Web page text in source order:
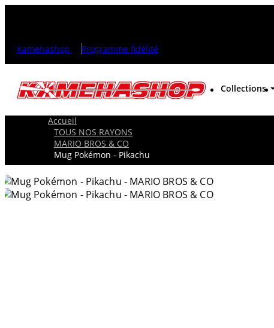
Kamehashop Programme fidélité
Collections
Accueil
TOUS NOS RAYONS
MARIO BROS & CO
Mug Pokémon - Pikachu